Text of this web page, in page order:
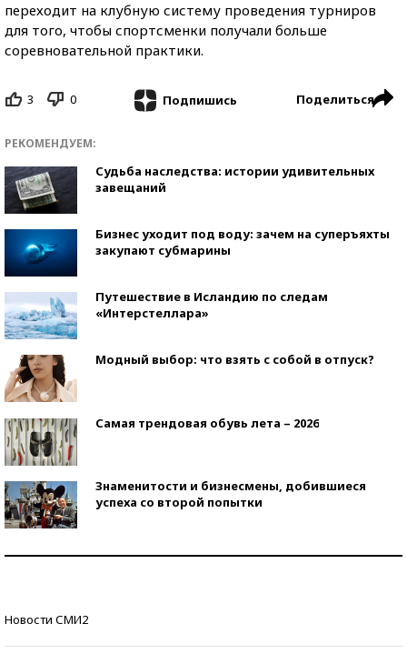
переходит на клубную систему проведения турниров
для того, чтобы спортсменки получали больше
соревновательной практики.
3 0 Подпишись Поделиться
РЕКОМЕНДУЕМ:
Судьба наследства: истории удивительных
завещаний
Бизнес уходит под воду: зачем на суперъяхты
закупают субмарины
Путешествие в Исландию по следам
«Интерстеллара»
Модный выбор: что взять с собой в отпуск?
Самая трендовая обувь лета – 2026
Знаменитости и бизнесмены, добившиеся
успеха со второй попытки
Новости СМИ2